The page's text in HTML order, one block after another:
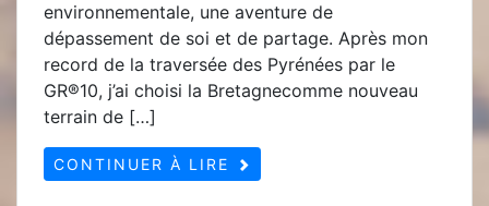
environnementale, une aventure de
dépassement de soi et de partage. Après mon
record de la traversée des Pyrénées par le
GR®10, j’ai choisi la Bretagnecomme nouveau
terrain de […]
CONTINUER À LIRE